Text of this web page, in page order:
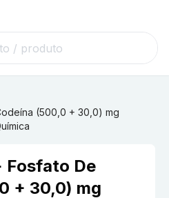
(500,0 + 30,0) mg
Fosfato De
+ 30,0) mg